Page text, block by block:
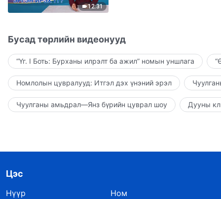
12:31
Бусад төрлийн видеонууд
“Үг. I Боть: Бурханы илрэлт ба ажил” номын уншлага
Номлолын цувралууд: Итгэл дэх үнэний эрэл
Чуулганы амьдрал—Янз бүрийн цуврал шоу Дууны
Цэс
Нүүр
Ном